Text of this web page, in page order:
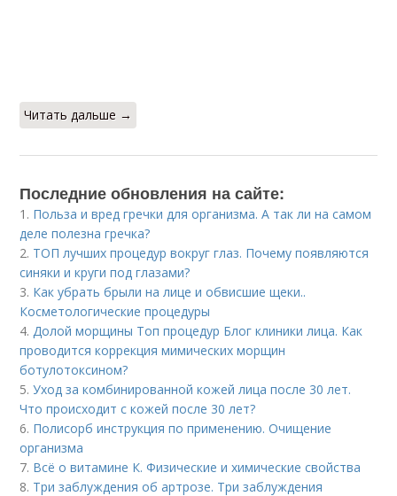
Читать дальше →
Последние обновления на сайте:
1. Польза и вред гречки для организма. А так ли на самом
деле полезна гречка?
2. ТОП лучших процедур вокруг глаз. Почему появляются
синяки и круги под глазами?
3. Как убрать брыли на лице и обвисшие щеки..
Косметологические процедуры
4.Долой морщины Топ процедур Блог клиники лица. Как
проводится коррекция мимических морщин
ботулотоксином?
5.Уход за комбинированной кожей лица после 30 лет.
Что происходит с кожей после 30 лет?
6. Полисорб инструкция по применению. Очищение
организма
7. Всё о витамине К. Физические и химические свойства
8. Три заблуждения об артрозе. Три заблуждения